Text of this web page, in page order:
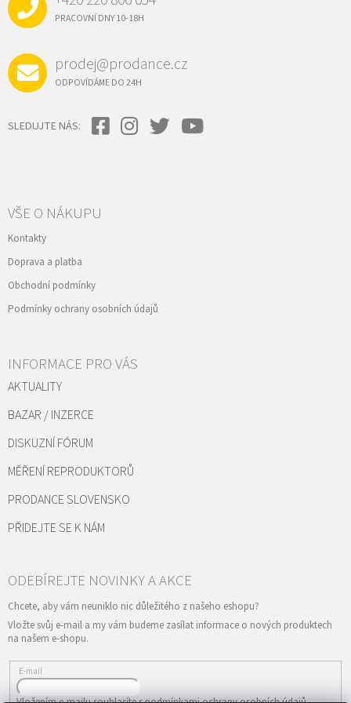
PRACOVNÍ DNY 10-18H
prodej@prodance.cz
ODPOVÍDÁME DO 24H
SLEDUJTE NÁS:
VŠE O NÁKUPU
Kontakty
Doprava a platba
Obchodní podmínky
Podmínky ochrany osobních údajů
INFORMACE PRO VÁS
AKTUALITY
BAZAR / INZERCE
DISKUZNÍ FÓRUM
MĚŘENÍ REPRODUKTORŮ
PRODANCE SLOVENSKO
PŘIDEJTE SE K NÁM
Vložte svůj e-mail a my vám budeme zasílat informace o nových produktech
na našem e-shopu.
E-mail